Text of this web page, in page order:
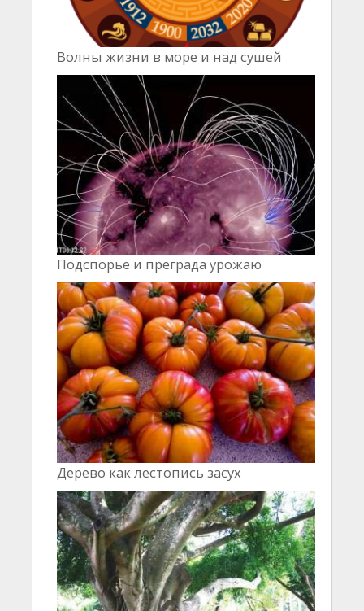
Волны жизни в море и над сушей
Подспорье и преграда урожаю
Дерево как лестопись засух